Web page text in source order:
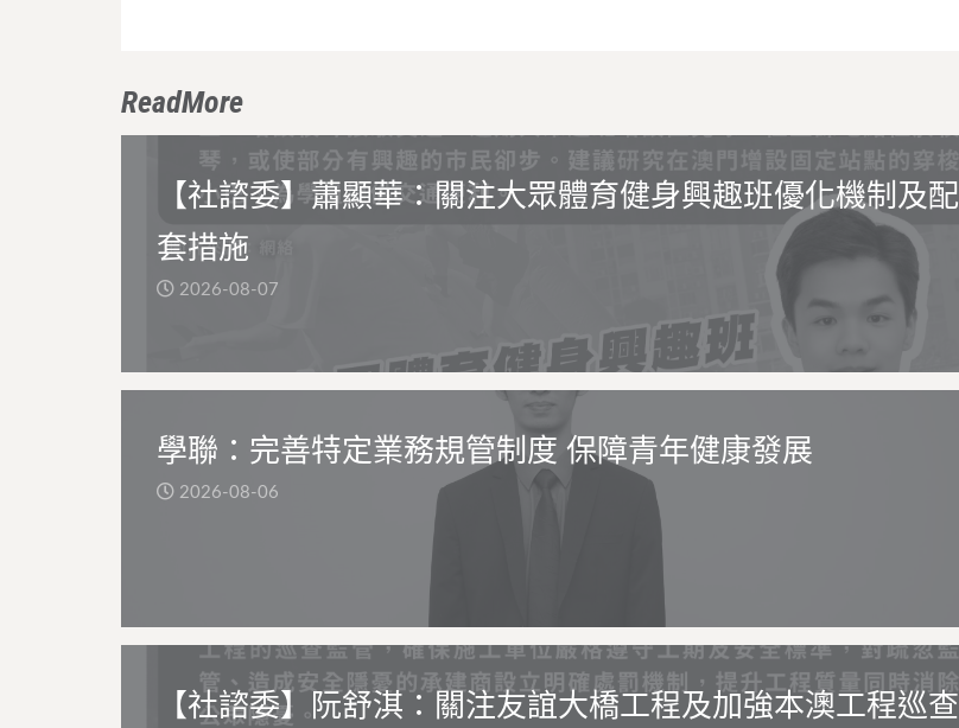
ReadMore
【社諮委】蕭顯華：關注大眾體育健身興趣班優化機制及配
套措施
2026-08-07
學聯：完善特定業務規管制度 保障青年健康發展
2026-08-06
【社諮委】阮舒淇：關注友誼大橋工程及加強本澳工程巡查